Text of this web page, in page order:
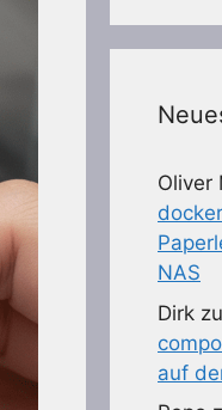
Oliver
NAS
Dirk zu
auf